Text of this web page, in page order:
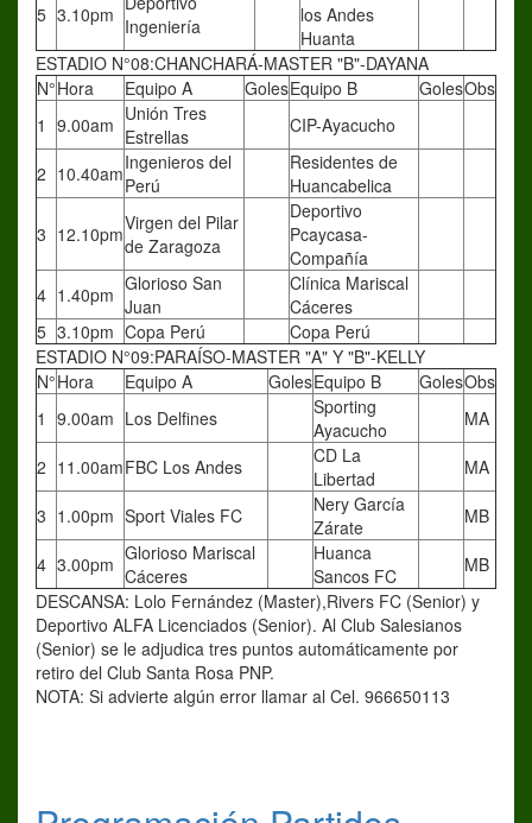
5 3.10pm Ingeniería
los Andes
Huanta
ESTADIO N°08:CHANCHARÁ-MASTER "B"-DAYANA
N°Hora Equipo A GolesEquipo B GolesObs
1 9.00am Unión Tres
Estrellas
CIP-Ayacucho
2 10.40amIngenieros del
Perú
Residentes de
Huancabelica
3 12.10pmVirgen del Pilar
de Zaragoza
Deportivo
Pcaycasa-
Compañía
4 1.40pm Glorioso San
Juan
Clínica Mariscal
Cáceres
5 3.10pm Copa Perú
Copa Perú
ESTADIO N°09:PARAÍSO-MASTER "A" Y "B"-KELLY
N°Hora Equipo A GolesEquipo B GolesObs
1 9.00am Los Delfines
Sporting
Ayacucho
MA
2 11.00amFBC Los Andes
CD La
Libertad
MA
3 1.00pm Sport Viales FC
Nery García
Zárate
MB
4 3.00pm Glorioso Mariscal
Cáceres
Huanca
Sancos FC
MB
DESCANSA: Lolo Fernández (Master),Rivers FC (Senior) y
Deportivo ALFA Licenciados (Senior). Al Club Salesianos
(Senior) se le adjudica tres puntos automáticamente por
retiro del Club Santa Rosa PNP.
NOTA: Si advierte algún error llamar al Cel. 966650113